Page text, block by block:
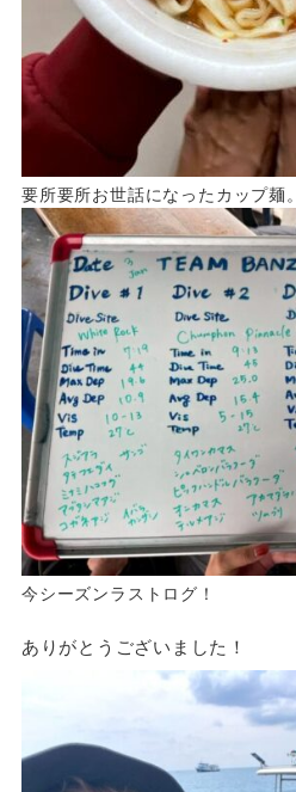
要所要所お世話になったカップ麺。
今シーズンラストログ！
ありがとうございました！